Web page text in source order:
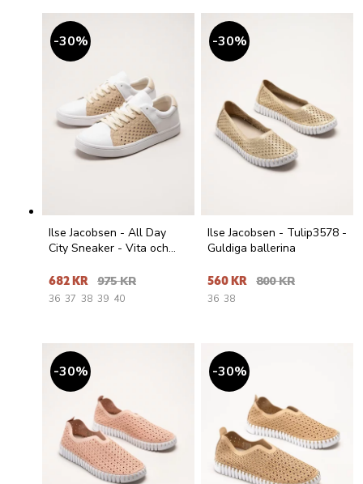
30%
Ilse Jacobsen - All Day
City Sneaker - Vita och
682 KR 975 KR
36 37 38 39 40
30%
Ilse Jacobsen - Tulip3578 -
Guldiga ballerina
560 KR 800 KR
36 38
30% 30%